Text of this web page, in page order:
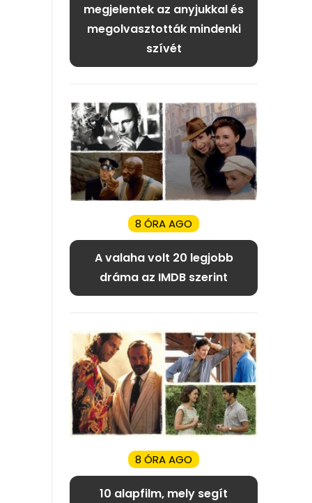
megjelentek az anyjukkal és
megolvasztották mindenki
szívét
8 ÓRA AGO
A valaha volt 20 legjobb
dráma az IMDB szerint
8 ÓRA AGO
10 alapfilm, mely segít